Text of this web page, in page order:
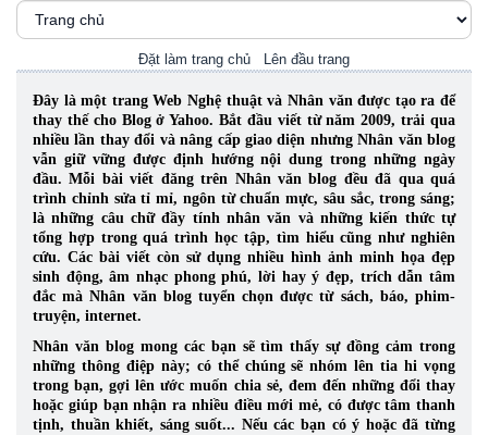
Đặt làm trang chủ Lên đầu trang
Đây là một trang Web Nghệ thuật và Nhân văn được tạo ra để
thay thế cho Blog ở Yahoo. Bắt đầu viết từ năm 2009, trải qua
nhiều lần thay đổi và nâng cấp giao diện nhưng Nhân văn blog
vẫn giữ vững được định hướng nội dung trong những ngày
đầu. Mỗi bài viết đăng trên Nhân văn blog đều đã qua quá
trình chỉnh sửa tỉ mỉ, ngôn từ chuẩn mực, sâu sắc, trong sáng;
là những câu chữ đầy tính nhân văn và những kiến thức tự
tổng hợp trong quá trình học tập, tìm hiểu cũng như nghiên
cứu. Các bài viết còn sử dụng nhiều hình ảnh minh họa đẹp
sinh động, âm nhạc phong phú, lời hay ý đẹp, trích dẫn tâm
đắc mà Nhân văn blog tuyển chọn được từ sách, báo, phim-
truyện, internet.
Nhân văn blog mong các bạn sẽ tìm thấy sự đồng cảm trong
những thông điệp này; có thể chúng sẽ nhóm lên tia hi vọng
trong bạn, gợi lên ước muốn chia sẻ, đem đến những đổi thay
hoặc giúp bạn nhận ra nhiều điều mới mẻ, có được tâm thanh
tịnh, thuần khiết, sáng suốt... Nếu các bạn có ý hoặc đã từng